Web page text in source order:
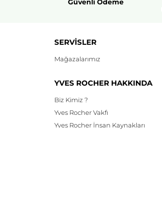
SERVİSLER
Mağazalarımız
YVES ROCHER HAKKINDA
Biz Kimiz ?
Yves Rocher Vakfı
Yves Rocher İnsan Kaynakları